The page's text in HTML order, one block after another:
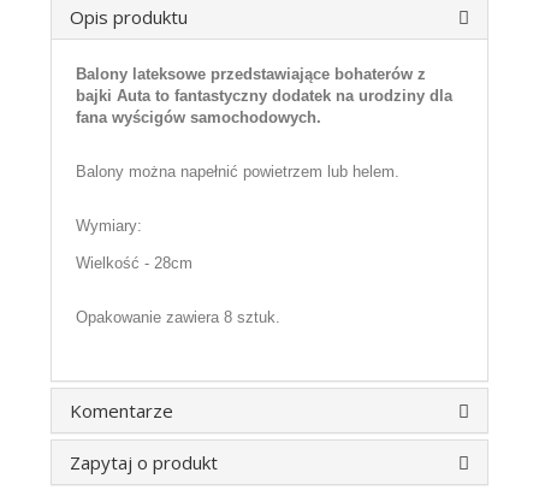
Opis produktu
Balony lateksowe przedstawiające bohaterów z
bajki Auta to fantastyczny dodatek na urodziny dla
fana wyścigów samochodowych.
Balony można napełnić powietrzem lub helem.
Wymiary:
Wielkość - 28cm
Opakowanie zawiera 8 sztuk.
Komentarze
Zapytaj o produkt